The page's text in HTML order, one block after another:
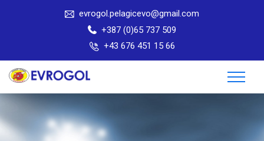
evrogol.pelagicevo@gmail.com
+387 (0)65 737 509
+43 676 451 15 66